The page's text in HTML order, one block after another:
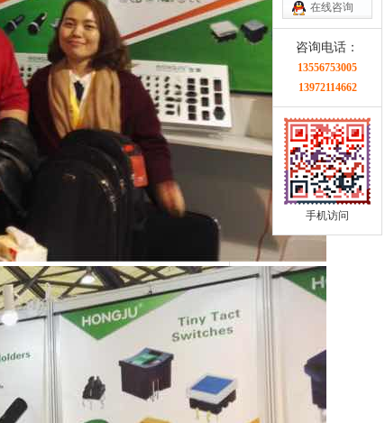
在线咨询
咨询电话：
13556753005
13972114662
手机访问